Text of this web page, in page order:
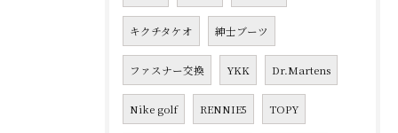
キクチタケオ 紳士ブーツ
ファスナー交換 YKK Dr.Martens
Nike golf RENNIE5 TOPY